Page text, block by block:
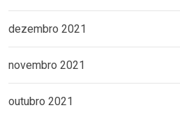
dezembro 2021
novembro 2021
outubro 2021